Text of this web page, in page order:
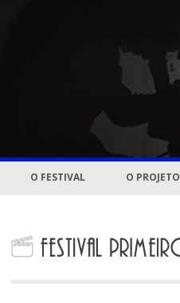
O FESTIVAL O PROJETO